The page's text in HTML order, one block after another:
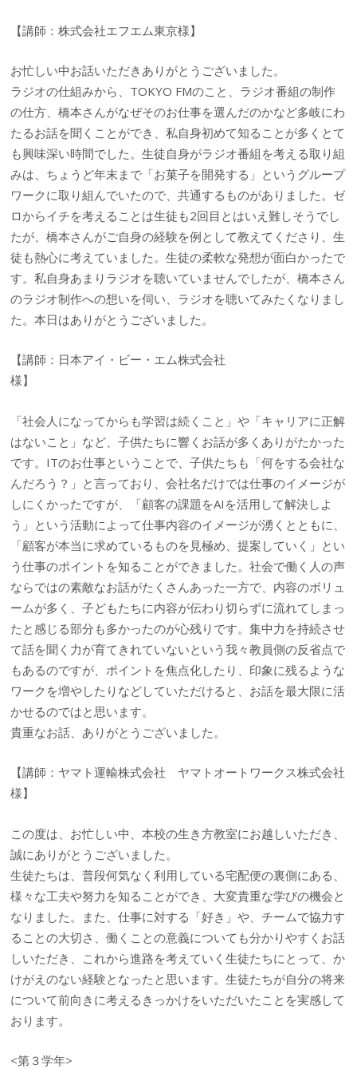
【講師：株式会社エフエム東京様】
お忙しい中お話いただきありがとうございました。
ラジオの仕組みから、TOKYO FMのこと、ラジオ番組の制作
の仕方、橋本さんがなぜそのお仕事を選んだのかなど多岐にわ
たるお話を聞くことができ、私自身初めて知ることが多くとて
も興味深い時間でした。生徒自身がラジオ番組を考える取り組
みは、ちょうど年末まで「お菓子を開発する」というグループ
ワークに取り組んでいたので、共通するものがありました。ゼ
ロからイチを考えることは生徒も2回目とはいえ難しそうでし
たが、橋本さんがご自身の経験を例として教えてくださり、生
徒も熱心に考えていました。生徒の柔軟な発想が面白かったで
す。私自身あまりラジオを聴いていませんでしたが、橋本さん
のラジオ制作への想いを伺い、ラジオを聴いてみたくなりまし
た。本日はありがとうございました。
【講師：日本アイ・ビー・エム株式会社
様】
「社会人になってからも学習は続くこと」や「キャリアに正解
はないこと」など、子供たちに響くお話が多くありがたかった
です。ITのお仕事ということで、子供たちも「何をする会社な
んだろう？」と言っており、会社名だけでは仕事のイメージが
しにくかったですが、「顧客の課題をAIを活用して解決しよ
う」という活動によって仕事内容のイメージが湧くとともに、
「顧客が本当に求めているものを見極め、提案していく」とい
う仕事のポイントを知ることができました。社会で働く人の声
ならではの素敵なお話がたくさんあった一方で、内容のボリュ
ームが多く、子どもたちに内容が伝わり切らずに流れてしまっ
たと感じる部分も多かったのが心残りです。集中力を持続させ
て話を聞く力が育てきれていないという我々教員側の反省点で
もあるのですが、ポイントを焦点化したり、印象に残るような
ワークを増やしたりなどしていただけると、お話を最大限に活
かせるのではと思います。
貴重なお話、ありがとうございました。
【講師：ヤマト運輸株式会社 ヤマトオートワークス株式会社
様】
この度は、お忙しい中、本校の生き方教室にお越しいただき、
誠にありがとうございました。
生徒たちは、普段何気なく利用している宅配便の裏側にある、
様々な工夫や努力を知ることができ、大変貴重な学びの機会と
なりました。また、仕事に対する「好き」や、チームで協力す
ることの大切さ、働くことの意義についても分かりやすくお話
しいただき、これから進路を考えていく生徒たちにとって、か
けがえのない経験となったと思います。生徒たちが自分の将来
について前向きに考えるきっかけをいただいたことを実感して
おります。
<第３学年>